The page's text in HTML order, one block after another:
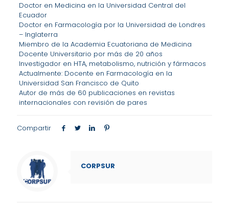
Doctor en Medicina en la Universidad Central del
Ecuador
Doctor en Farmacología por la Universidad de Londres
– Inglaterra
Miembro de la Academia Ecuatoriana de Medicina
Docente Universitario por más de 20 años
Investigador en HTA, metabolismo, nutrición y fármacos
Actualmente: Docente en Farmacología en la
Universidad San Francisco de Quito
Autor de más de 60 publicaciones en revistas
internacionales con revisión de pares
Compartir
CORPSUR